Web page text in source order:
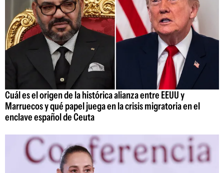
Cuál es el origen de la histórica alianza entre EEUU y
Marruecos y qué papel juega en la crisis migratoria en el
enclave español de Ceuta